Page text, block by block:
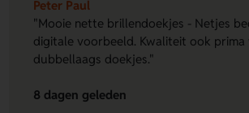
Peter Paul
"Mooie nette brillendoekjes - Netjes
digitale voorbeeld. Kwaliteit ook prima
dubbellaags doekjes."
8 dagen geleden